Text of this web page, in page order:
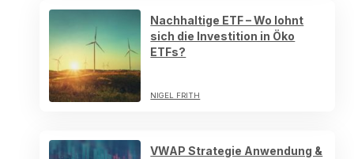
Nachhaltige ETF – Wo lohnt
sich die Investition in Öko
ETFs?
NIGEL FRITH
VWAP Strategie Anwendung &